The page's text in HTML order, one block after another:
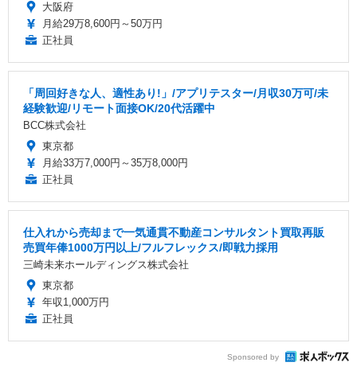
大阪府
月給29万8,600円～50万円
正社員
「周回好きな人、適性あり!」/アプリテスター/月収30万可/未
経験歓迎/リモート面接OK/20代活躍中
BCC株式会社
東京都
月給33万7,000円～35万8,000円
正社員
仕入れから売却まで一気通貫不動産コンサルタント買取再販
売買年俸1000万円以上/フルフレックス/即戦力採用
三崎未来ホールディングス株式会社
東京都
年収1,000万円
正社員
Sponsored by